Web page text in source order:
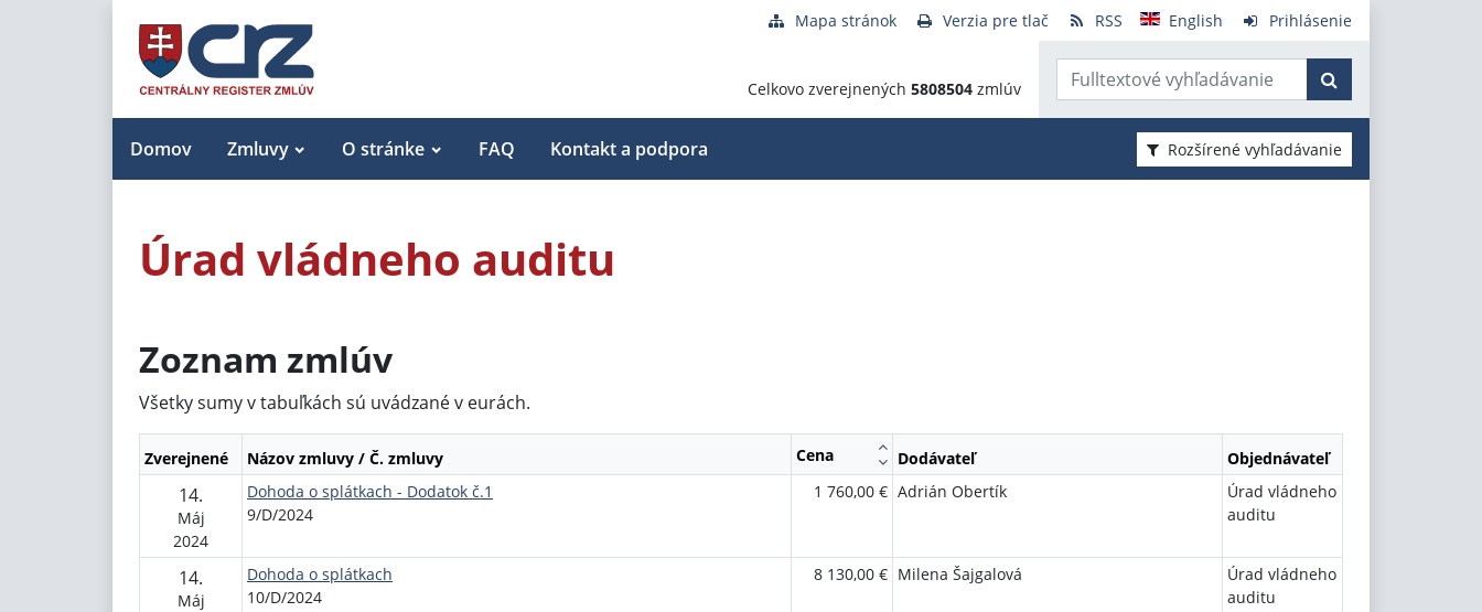
Mapa stránok Verzia pre tlač RSS English Prihlásenie
Celkovo zverejnených 5808504 zmlúv
Domov Zmluvy O stránke FAQ Kontakt a podpora Rozšírené vyhľadávanie
Úrad vládneho auditu
Zoznam zmlúv
Všetky sumy v tabuľkách sú uvádzané v eurách.
Zverejnené Názov zmluvy / Č. zmluvy Cena Dodávateľ Objednávateľ
14.
Máj
2024
Dohoda o splátkach - Dodatok č.1
9/D/2024
1 760,00 € Adrián Obertík
Úrad vládneho
auditu
14.
Máj
Dohoda o splátkach
10/D/2024
8 130,00 € Milena Šajgalová
Úrad vládneho
auditu